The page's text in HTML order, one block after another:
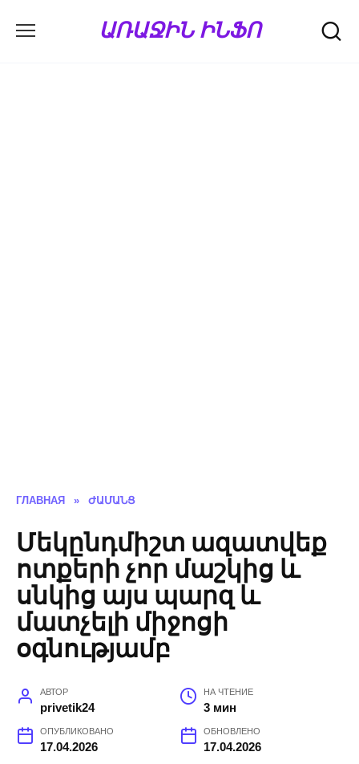
ԱՌԱՋԻՆ ԻՆՖՈ
ГЛАВНАЯ » ԺԱՄԱՆՑ
Մեկընդմիշտ ազատվեք
ոտքերի չոր մաշկից և
սնկից այս պարզ և
մատչելի միջոցի
օգնությամբ
АВТОР
privetik24
НА ЧТЕНИЕ
3 мин
ОПУБЛИКОВАНО
17.04.2026
ОБНОВЛЕНО
17.04.2026